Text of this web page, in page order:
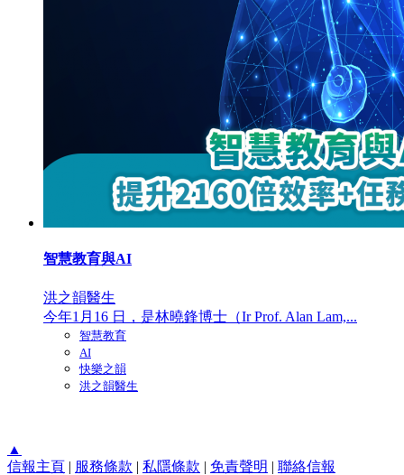
智慧教育與AI
洪之韻醫生
今年1月16 日，是林曉鋒博士（Ir Prof. Alan Lam,...
智慧教育
AI
快樂之韻
洪之韻醫生
▲
信報主頁 | 服務條款 | 私隱條款 | 免責聲明 | 聯絡信報